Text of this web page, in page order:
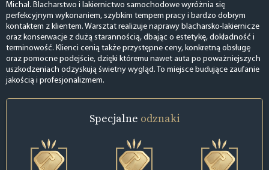
Michał. Blacharstwo i lakiernictwo samochodowe wyróżnia się
perfekcyjnym wykonaniem, szybkim tempem pracy i bardzo dobrym
kontaktem z klientem. Warsztat realizuje naprawy blacharsko-lakiernicze
oraz konserwacje z dużą starannością, dbając o estetykę, dokładność i
terminowość. Klienci cenią także przystępne ceny, konkretną obsługę
oraz pomocne podejście, dzięki któremu nawet auta po poważniejszych
uszkodzeniach odzyskują świetny wygląd. To miejsce budujące zaufanie
jakością i profesjonalizmem.
Specjalne odznaki